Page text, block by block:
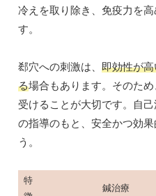
冷えを取り除き、免疫力を
す。
郄穴への刺激は、 即効性が
る場合もあります。そのた
受けることが大切です。自
の指導のもと、安全かつ効
う。
特
鍼治療